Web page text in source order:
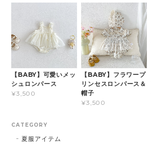
【BABY】可愛いメッ
シュロンパース
¥3,500
【BABY】フラワープ
リンセスロンパース＆
帽子
¥3,500
CATEGORY
夏服アイテム